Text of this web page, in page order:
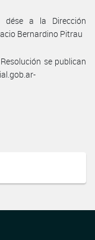
dése a la Dirección
Bernardino Pitrau
se publican